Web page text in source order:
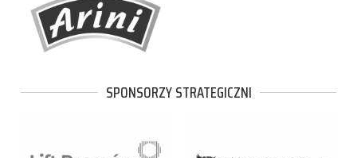
SPONSORZY STRATEGICZNI